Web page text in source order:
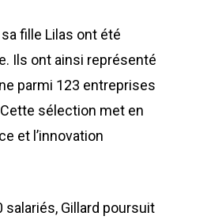
fille Lilas ont été
Ils ont ainsi représenté
parmi 123 entreprises
sélection met en
et l’innovation
salariés, Gillard poursuit